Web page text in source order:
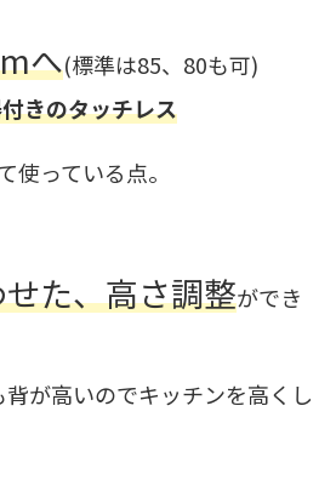
へ(標準は85、80も可)
きのタッチレス
使っている点。
た、高さ調整ができ
が高いのでキッチンを高くし